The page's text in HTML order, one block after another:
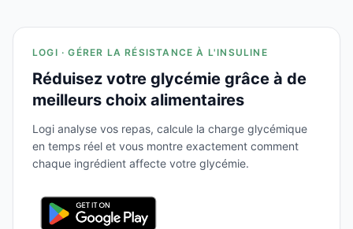
LOGI · GÉRER LA RÉSISTANCE À L'INSULINE
Réduisez votre glycémie grâce à de
meilleurs choix alimentaires
Logi analyse vos repas, calcule la charge glycémique
en temps réel et vous montre exactement comment
chaque ingrédient affecte votre glycémie.